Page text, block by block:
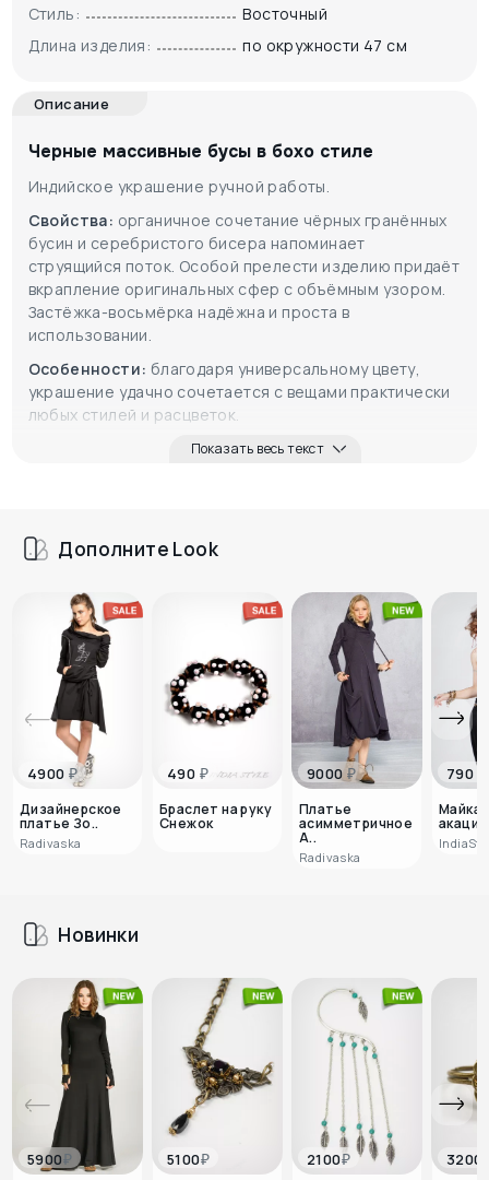
Стиль:
Восточный
Длина изделия:
по окружности 47 см
Описание
Черные массивные бусы в бохо стиле
Индийское украшение ручной работы.
Свойства: органичное сочетание чёрных гранённых
бусин и серебристого бисера напоминает
струящийся поток. Особой прелести изделию придаёт
вкрапление оригинальных сфер с объёмным узором.
Застёжка-восьмёрка надёжна и проста в
использовании.
Особенности: благодаря универсальному цвету,
украшение удачно сочетается с вещами практически
любых стилей и расцветок.
Показать весь текст
Дополните Look
4900 ₽
Дизайнерское
платье Зо..
Radivaska
490 ₽
Браслет на руку
Снежок
9000₽
Платье
асимметричное
А..
Radivaska
790
Майка
акация
Новинки
5900₽ 5100₽ 2100₽ 3200